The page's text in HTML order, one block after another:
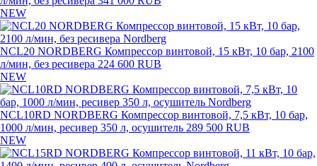
NEW
NCL20 NORDBERG Компрессор винтовой, 15 кВт, 10 бар, 2100
л/мин, без ресивера 224 600 RUB
NEW
NCL10RD NORDBERG Компрессор винтовой, 7,5 кВт, 10 бар,
1000 л/мин, ресивер 350 л, осушитель 289 500 RUB
NEW